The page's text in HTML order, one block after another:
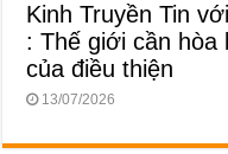
Kinh Truyền Tin
: Thế giới cần hòa
của điều thiện
13/07/2026